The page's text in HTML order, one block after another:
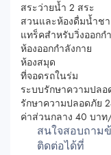
สระว่ายน้ำ 2 สระ
สวนและห้องดื่มน้ำชา
แทร็คสำหรับวิ่งออกก
ห้องออกกำลังกาย
ห้องสมุด
ที่จอดรถในร่ม
ระบบรักษาความปล
รักษาความปลอดภัย
ค่าส่วนกลาง 40 บาท
สนใจสอบถาม
ติดต่อได้ที่